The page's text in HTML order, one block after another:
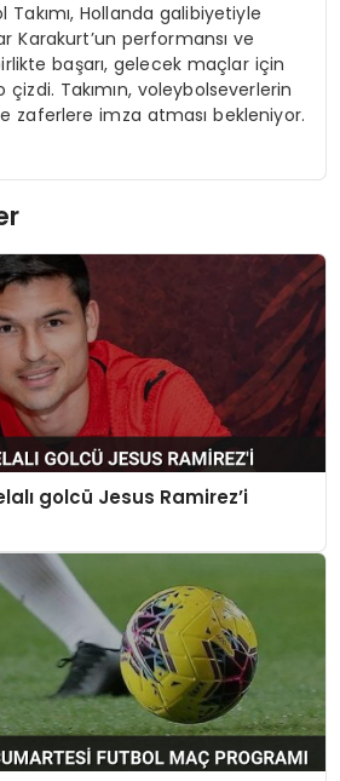
Takımı, Hollanda galibiyetiyle
Karakurt’un performansı ve
başarı, gelecek maçlar için
Takımın, voleybolseverlerin
zaferlere imza atması bekleniyor.
golcü Jesus Ramirez’i